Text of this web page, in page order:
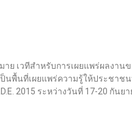
เวทีสำหรับการเผยแพร่ผลงาน
พื้นที่เผยแพร่ความรู้ให้ประชา
2015 ระหว่างวันที่ 17-20 กั